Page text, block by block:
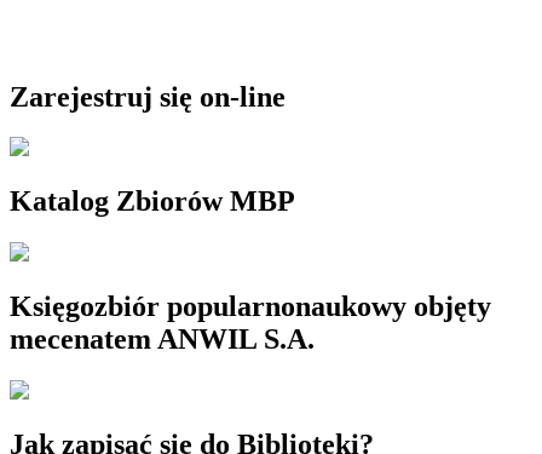
Zarejestruj się on-line
Katalog Zbiorów MBP
Księgozbiór popularnonaukowy objęty
mecenatem ANWIL S.A.
Jak zapisać się do Biblioteki?